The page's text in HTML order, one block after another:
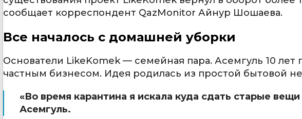
сообщает корреспондент QazMonitor Айнур Шошаева.
Все началось с домашней уборки
Основатели LikeKomek — семейная пара. Асемгуль 10 лет
частным бизнесом. Идея родилась из простой бытовой
«Во время карантина я искала куда сдать старые
Асемгуль.